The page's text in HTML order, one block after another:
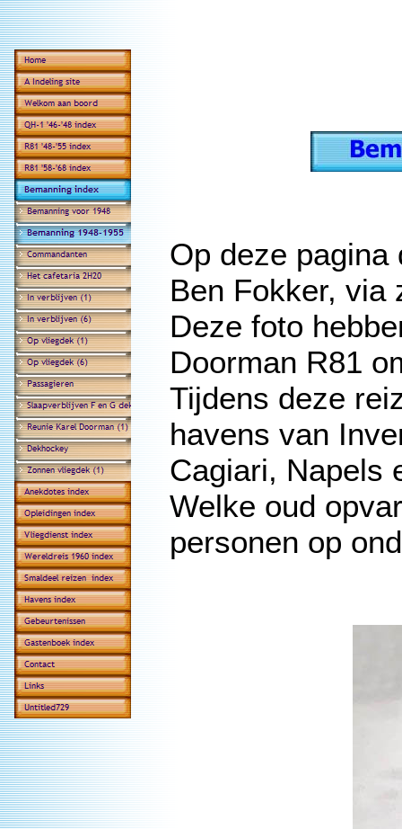
Op deze pagina
Ben Fokker, via
Deze foto
Doorman R81
Tijdens deze
havens van
Cagiari, Napels
Welke oud
personen op